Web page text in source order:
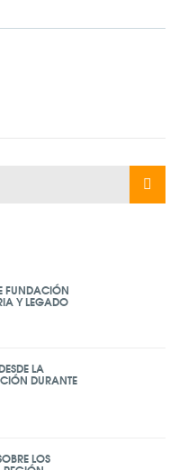
FUNDACIÓN
Y LEGADO
LA
DURANTE
LOS